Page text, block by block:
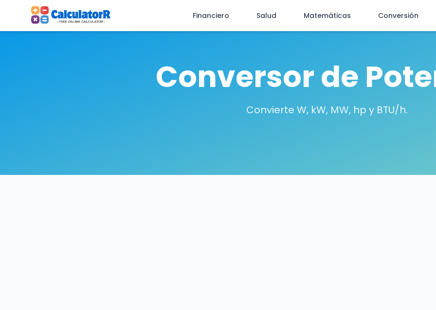
Financiero Salud Matemáticas Conversión
Conversor de
Convierte W, kW, MW, hp y BTU/h.